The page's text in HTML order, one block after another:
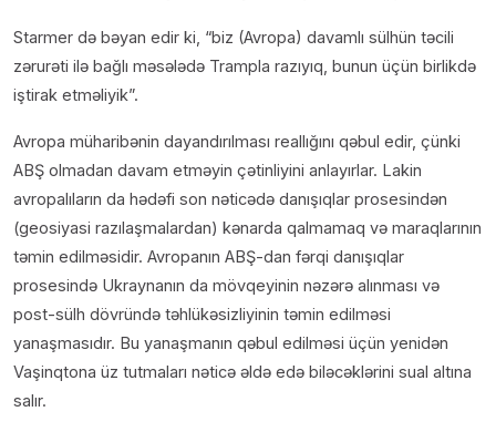
Starmer də bəyan edir ki, “biz (Avropa) davamlı sülhün təcili
zərurəti ilə bağlı məsələdə Trampla razıyıq, bunun üçün birlikdə
iştirak etməliyik”.
Avropa müharibənin dayandırılması reallığını qəbul edir, çünki
ABŞ olmadan davam etməyin çətinliyini anlayırlar. Lakin
avropalıların da hədəfi son nəticədə danışıqlar prosesindən
(geosiyasi razılaşmalardan) kənarda qalmamaq və maraqlarının
təmin edilməsidir. Avropanın ABŞ-dan fərqi danışıqlar
prosesində Ukraynanın da mövqeyinin nəzərə alınması və
post-sülh dövründə təhlükəsizliyinin təmin edilməsi
yanaşmasıdır. Bu yanaşmanın qəbul edilməsi üçün yenidən
Vaşinqtona üz tutmaları nəticə əldə edə biləcəklərini sual altına
salır.